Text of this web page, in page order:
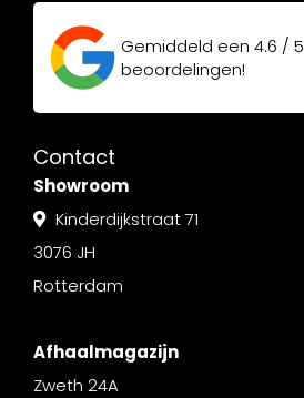
Gemiddeld een 4.6 / 5
beoordelingen!
Contact
Showroom
Kinderdijkstraat 71
3076 JH
Rotterdam
Afhaalmagazijn
Zweth 24A